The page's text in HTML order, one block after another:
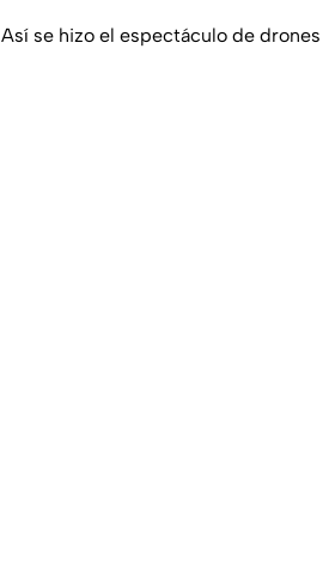
Así se hizo el espectáculo de